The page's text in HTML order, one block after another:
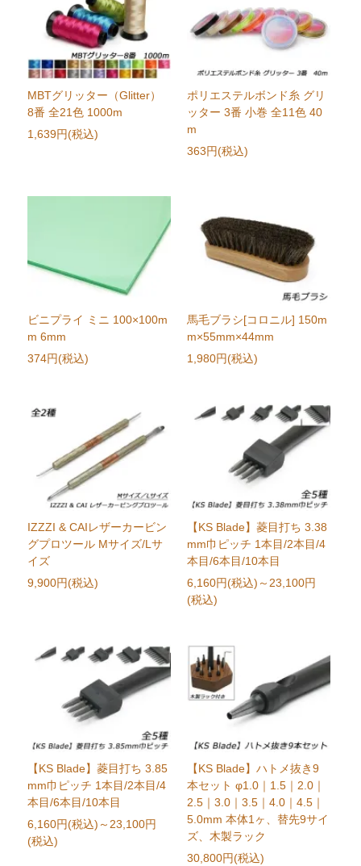
MBTグリッター（Glitter）
8番 全21色 1000m
1,639円(税込)
ポリエステルボンド糸 グリ
ッター 3番 小巻 全11色 40
m
363円(税込)
ビニプライ ミニ 100×100m
m 6mm
374円(税込)
馬毛ブラシ[コロニル] 150m
m×55mm×44mm
1,980円(税込)
IZZZI & CAIレザーカービン
グプロツール Mサイズ/Lサ
イズ
9,900円(税込)
【KS Blade】菱目打ち 3.38
mm巾ピッチ 1本目/2本目/4
本目/6本目/10本目
6,160円(税込) ～23,100円
(税込)
【KS Blade】菱目打ち 3.85
mm巾ピッチ 1本目/2本目/4
本目/6本目/10本目
6,160円(税込) ～23,100円
(税込)
【KS Blade】ハトメ抜き9
本セット φ1.0｜1.5｜2.0｜
2.5｜3.0｜3.5｜4.0｜4.5｜
5.0mm 本体1ヶ、替先9サイ
ズ、木製ラック
30,800円(税込)